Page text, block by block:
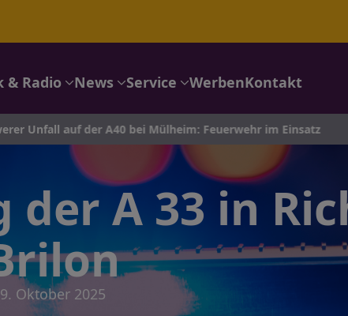
& Radio News Service WerbenKontakt
der A40 bei Mülheim: Feuerwehr im Einsatz
der A 33 in
9. Oktober 2025